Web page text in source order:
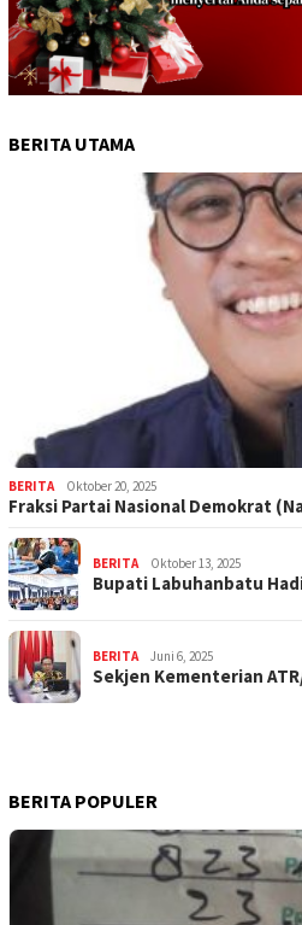
BERITA UTAMA
BERITA Oktober 20, 2025
Fraksi Partai Nasional Demokrat
BERITA Oktober 13, 2025
Bupati Labuhanbatu
BERITA Juni 6, 2025
Sekjen Kementerian
BERITA POPULER